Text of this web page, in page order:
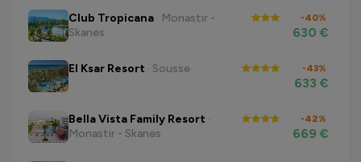
Club Tropicana · Monastir -
Skanes
-40%
630 €
El Ksar Resort · Sousse -43%
633 €
Bella Vista Family Resort ·
Monastir - Skanes
-42%
669 €